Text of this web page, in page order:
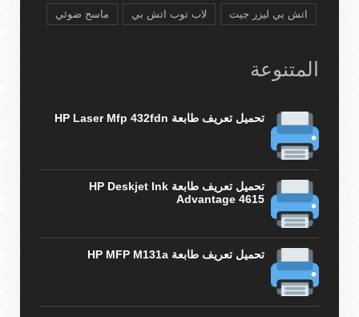
اتش بي ليزر جيت لاب توب اتش بي ماسح ضوئي
المتنوعة
تحميل تعريف طابعة HP Laser Mfp 432fdn
تحميل تعريف طابعة HP Deskjet Ink
Advantage 4615
تحميل تعريف طابعة HP MFP M131a